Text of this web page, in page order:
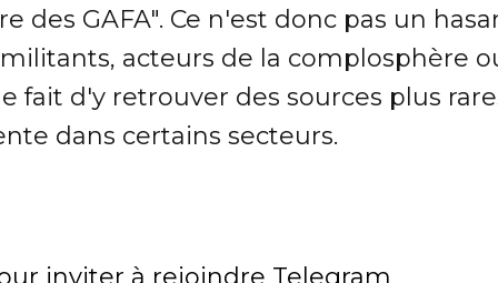
des GAFA". Ce n'est donc pas un
acteurs de la complosphère
fait d'y retrouver des sources plus
dans certains secteurs.